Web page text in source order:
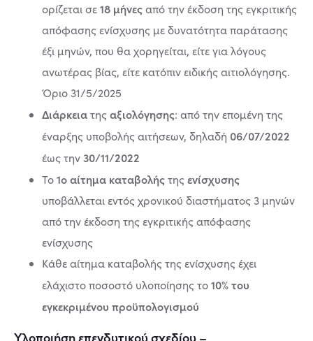
ορίζεται σε18 μήνεςαπό την έκδοση της εγκριτικής
απόφασης ενίσχυσης με δυνατότητα παράτασης
έξι μηνών, που θα χορηγείται, είτε για λόγους
ανωτέρας βίας, είτε κατόπιν ειδικής αιτιολόγησης.
Όριο 31/5/2025
Διάρκειατηςαξιολόγησης: από την επομένη της
έναρξης υποβολής αιτήσεων, δηλαδή 06/07/2022
έως την30/11/2022
Το1ο αίτημα καταβολήςτηςενίσχυσης
υποβάλλεται εντός χρονικού διαστήματος 3 μηνών
από την έκδοση της εγκριτικής απόφασης
ενίσχυσης
Κάθε αίτημα καταβολής της ενίσχυσης έχει
ελάχιστο ποσοστό υλοποίησης το10% του
εγκεκριμένου προϋπολογισμού
Υλοποιήση επενδυτικού σχεδίου –